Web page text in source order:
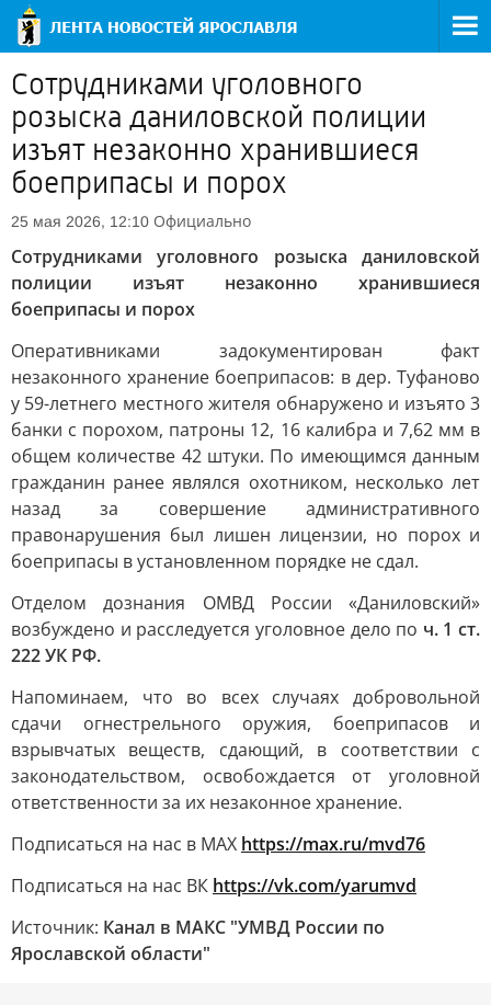
Сотрудниками уголовного
розыска даниловской полиции
изъят незаконно хранившиеся
боеприпасы и порох
25 мая 2026, 12:10 Официально
Сотрудниками уголовного розыска даниловской
полиции изъят незаконно хранившиеся
боеприпасы и порох
Оперативниками задокументирован факт
незаконного хранение боеприпасов: в дер. Туфаново
у 59-летнего местного жителя обнаружено и изъято 3
банки с порохом, патроны 12, 16 калибра и 7,62 мм в
общем количестве 42 штуки. По имеющимся данным
гражданин ранее являлся охотником, несколько лет
назад за совершение административного
правонарушения был лишен лицензии, но порох и
боеприпасы в установленном порядке не сдал.
Отделом дознания ОМВД России «Даниловский»
возбуждено и расследуется уголовное дело по ч. 1 ст.
222 УК РФ.
Напоминаем, что во всех случаях добровольной
сдачи огнестрельного оружия, боеприпасов и
взрывчатых веществ, сдающий, в соответствии с
законодательством, освобождается от уголовной
ответственности за их незаконное хранение.
Подписаться на нас в МАХ https://max.ru/mvd76
Подписаться на нас ВК https://vk.com/yarumvd
Источник: Канал в МАКС "УМВД России по
Ярославской области"